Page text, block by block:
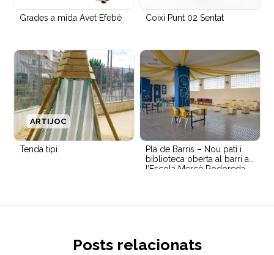
Grades a mida Avet Efebé Coixí Punt 02 Sentat
Tenda tipi
ARTIJOC
Pla de Barris – Nou pati i
biblioteca oberta al barri a
l’Escola Mercè Rodoreda
Posts relacionats